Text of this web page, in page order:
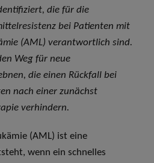
die für die
bei Patienten mit
(AML) verantwortlich sind.
Weg für neue
die einen Rückfall bei
nach einer zunächst
verhindern.
(AML) ist eine
wenn ein schnelles